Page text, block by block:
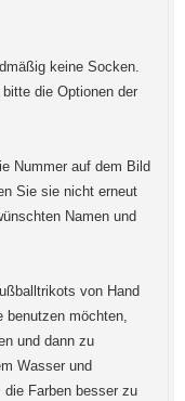
keine Socken.
die Optionen der
Nummer auf dem Bild
Sie sie nicht erneut
Namen und
von Hand
möchten,
und dann zu
Wasser und
die Farben besser zu